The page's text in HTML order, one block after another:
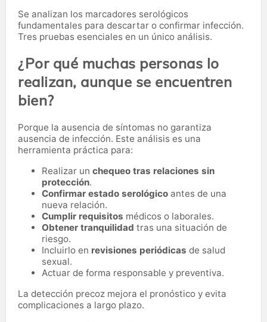
Se analizan los marcadores serológicos
fundamentales para descartar o confirmar infección.
Tres pruebas esenciales en un único análisis.
¿Por qué muchas personas lo
realizan, aunque se encuentren
bien?
Porque la ausencia de síntomas no garantiza
ausencia de infección. Este análisis es una
herramienta práctica para:
Realizar un chequeo tras relaciones sin
protección.
Confirmar estado serológico antes de una
nueva relación.
Cumplir requisitos médicos o laborales.
Obtener tranquilidad tras una situación de
riesgo.
Incluirlo en revisiones periódicas de salud
sexual.
Actuar de forma responsable y preventiva.
La detección precoz mejora el pronóstico y evita
complicaciones a largo plazo.